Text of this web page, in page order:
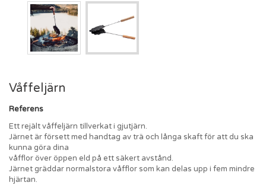
Våffeljärn
Referens
Ett rejält våffeljärn tillverkat i gjutjärn.
Järnet är försett med handtag av trä och långa skaft för att du ska
kunna göra dina
våfflor över öppen eld på ett säkert avstånd.
Järnet gräddar normalstora våfflor som kan delas upp i fem mindre
hjärtan.